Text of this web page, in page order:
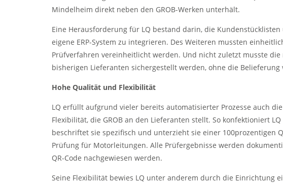
Mindelheim direkt neben den GROB-Werken unterhält.
Eine Herausforderung für LQ bestand darin, die
eigene ERP-System zu integrieren. Des Weiteren mussten
Prüfverfahren vereinheitlicht werden. Und nicht zuletzt musste
bisherigen Lieferanten sichergestellt werden, ohne die Belieferung
Hohe Qualität und Flexibilität
LQ erfüllt aufgrund vieler bereits automatisierter Prozesse auch
Flexibilität, die GROB an den Lieferanten stellt. So konfektioniert
beschriftet sie spezifisch und unterzieht sie einer 100prozentigen
Prüfung für Motorleitungen. Alle Prüfergebnisse werden
QR-Code nachgewiesen werden.
Seine Flexibilität bewies LQ unter anderem durch die Einrichtung